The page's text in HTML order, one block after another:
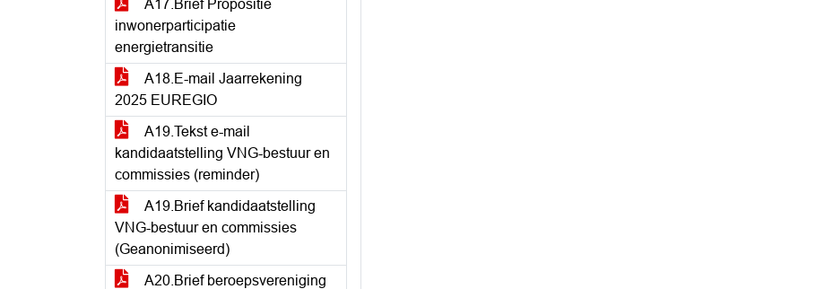
A17.Brief Propositie
inwonerparticipatie
energietransitie
A18.E-mail Jaarrekening
2025 EUREGIO
A19.Tekst e-mail
kandidaatstelling VNG-bestuur en
commissies (reminder)
A19.Brief kandidaatstelling
VNG-bestuur en commissies
(Geanonimiseerd)
A20.Brief beroepsvereniging